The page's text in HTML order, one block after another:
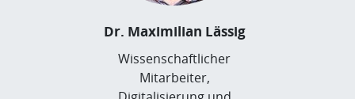
Dr. Maximilian Lässig
Wissenschaftlicher
Mitarbeiter,